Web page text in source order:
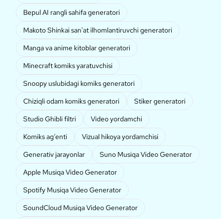
Bepul AI rangli sahifa generatori
Makoto Shinkai san'at ilhomlantiruvchi generatori
Manga va anime kitoblar generatori
Minecraft komiks yaratuvchisi
Snoopy uslubidagi komiks generatori
Chiziqli odam komiks generatori
Stiker generatori
Studio Ghibli filtri
Video yordamchi
Komiks ag‘enti
Vizual hikoya yordamchisi
Generativ jarayonlar
Suno Musiqa Video Generator
Apple Musiqa Video Generator
Spotify Musiqa Video Generator
SoundCloud Musiqa Video Generator